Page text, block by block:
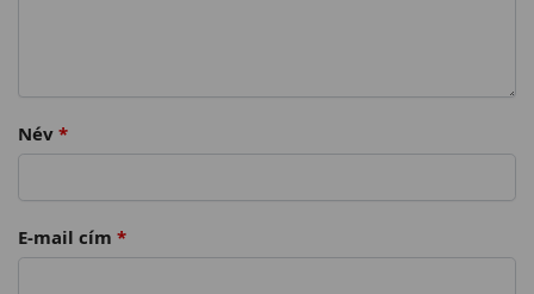
Név *
E-mail cím *